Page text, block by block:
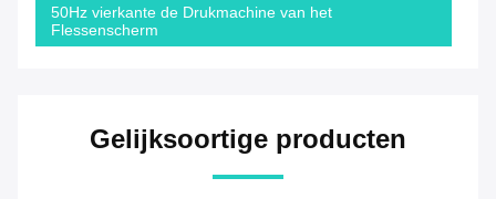
50Hz vierkante de Drukmachine van het
Flessenscherm
Gelijksoortige producten